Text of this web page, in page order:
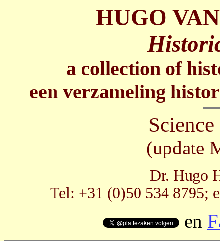
HUGO
a collection of
een verzameling
(update
Dr. Hugo
Tel: +31 (0)50 534 8795;
en